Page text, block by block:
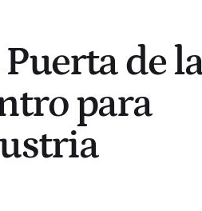
de
para